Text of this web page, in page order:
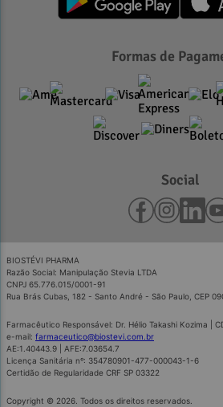
Formas de
Social
BIOSTÉVI PHARMA
Razão Social: Manipulação Stevia LTDA
CNPJ 65.776.015/0001-91
Rua Brás Cubas, 182 - Santo André - São Paulo, CEP
Farmacêutico Responsável: Dr. Hélio Takashi Kozima |
e-mail: farmaceutico@biostevi.com.br
AE:1.40443.9 | AFE:7.03654.7
Licença Sanitária nº: 354780901-477-000043-1-6
Certidão de Regularidade CRF SP 03322
Copyright © 2026. Todos os direitos reservados.